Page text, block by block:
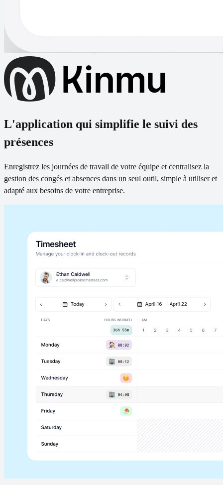
L'application qui simplifie le suivi des
présences
Enregistrez les journées de travail de votre équipe et centralisez la
gestion des congés et absences dans un seul outil, simple à utiliser et
adapté aux besoins de votre entreprise.